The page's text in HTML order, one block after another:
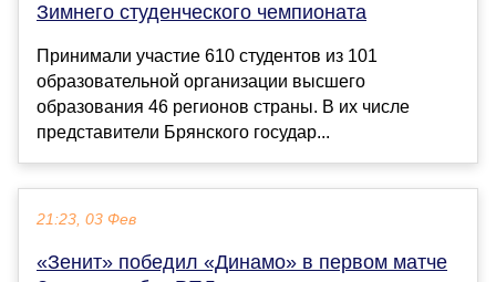
Зимнего студенческого чемпионата
Принимали участие 610 студентов из 101
образовательной организации высшего
образования 46 регионов страны. В их числе
представители Брянского государ...
21:23, 03 Фев
«Зенит» победил «Динамо» в первом матче